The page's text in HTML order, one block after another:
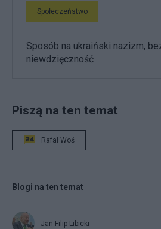
Społeczeństwo
Sposób na ukraiński nazizm,
niewdzięczność
Piszą na ten temat
Rafał Woś
Blogi na ten temat
Jan Filip Libicki